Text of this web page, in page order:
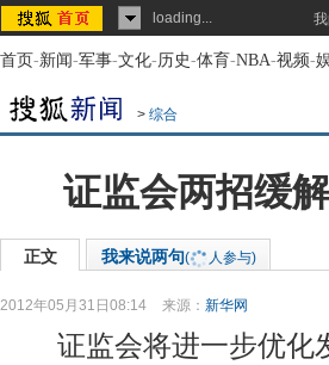
loading...
首页-新闻-军事-文化-历史-体育-NBA-视频-
> 综合
证监会两招缓
正文 我来说两句( 人参与)
2012年05月31日08:14 来源： 新华网
证监会将进一步优化